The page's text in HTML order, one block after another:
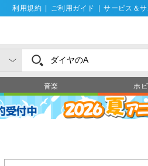
利用規約 ご利用ガイド サービス＆サ
音楽 ホ